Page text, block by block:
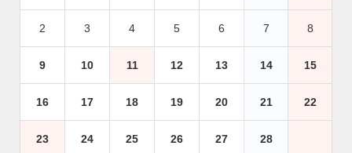
2 3 4 5 6 7 8
9 10 11 12 13 14 15
16 17 18 19 20 21 22
23 24 25 26 27 28